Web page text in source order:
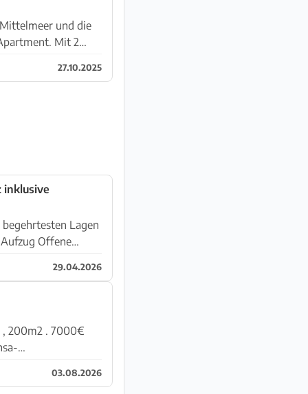
und die
Mit 2
27.10.2025
inklusive
Lagen
29.04.2026
03.08.2026